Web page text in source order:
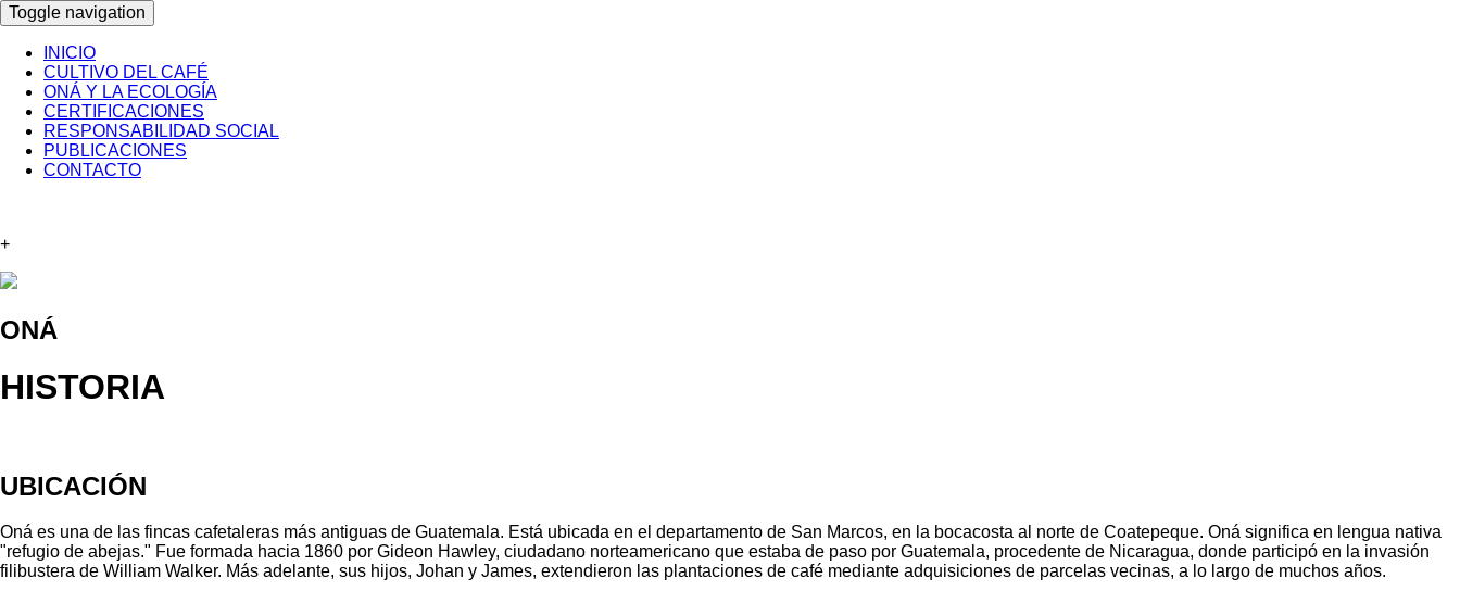
Toggle navigation
INICIO
CULTIVO DEL CAFÉ
ONÁ Y LA ECOLOGÍA
CERTIFICACIONES
RESPONSABILIDAD SOCIAL
PUBLICACIONES
CONTACTO
+
ONÁ
HISTORIA
UBICACIÓN
Oná es una de las fincas cafetaleras más antiguas de Guatemala. Está ubicada en el departamento de San Marcos, en la bocacosta al norte de Coatepeque. Oná significa en lengua nativa
"refugio de abejas." Fue formada hacia 1860 por Gideon Hawley, ciudadano norteamericano que estaba de paso por Guatemala, procedente de Nicaragua, donde participó en la invasión
filibustera de William Walker. Más adelante, sus hijos, Johan y James, extendieron las plantaciones de café mediante adquisiciones de parcelas vecinas, a lo largo de muchos años.